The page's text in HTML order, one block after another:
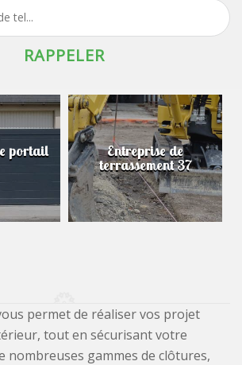
portail Entreprise de
terrassement 37
permet de réaliser vos projet
tout en sécurisant votre
nombreuses gammes de clôtures,